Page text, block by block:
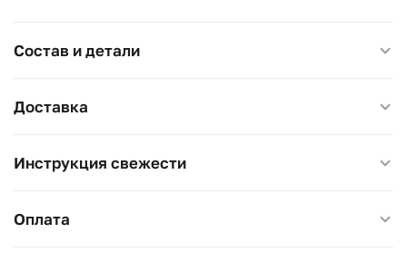
Состав и детали
Доставка
Инструкция свежести
Оплата